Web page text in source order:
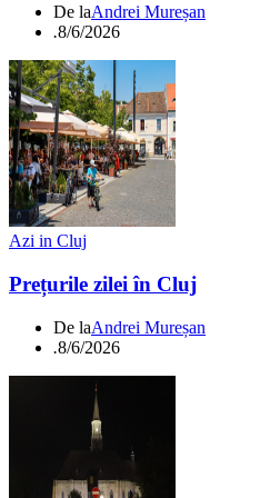
De laAndrei Mureșan
.8/6/2026
Azi in Cluj
Prețurile zilei în Cluj
De laAndrei Mureșan
.8/6/2026